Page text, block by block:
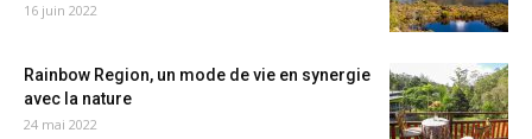
16 juin 2022
Rainbow Region, un mode de vie en synergie
avec la nature
24 mai 2022